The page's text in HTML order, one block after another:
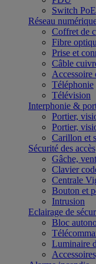
Switch PoE
Réseau
Coffret de
Fibre
Prise et
Câble
Accessoire
Téléphonie
Télévision
Interphonie &
Portier,
Portier,
Carillon et
Sécurité des accès
Gâche,
Clavier
Centrale
Bouton et
Intrusion
Eclairage de
Bloc
Luminaire